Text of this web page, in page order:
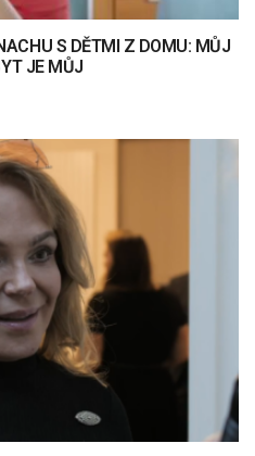
S DĚTMI Z DOMU: MŮJ
JE MŮJ